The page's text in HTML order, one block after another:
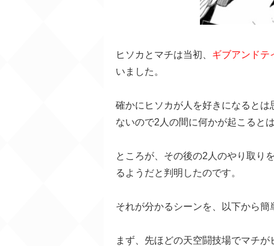
ヒソカとマチは当初、 ギブアンドテ
いました。
確かにヒソカが人を好きになると
ないので2人の間に何かが起こると
ところが、その後の2人のやり取り
るようだと判明したのです。
それが分かるシーンを、以下から簡
まず、先ほどの天空闘技場でマチ